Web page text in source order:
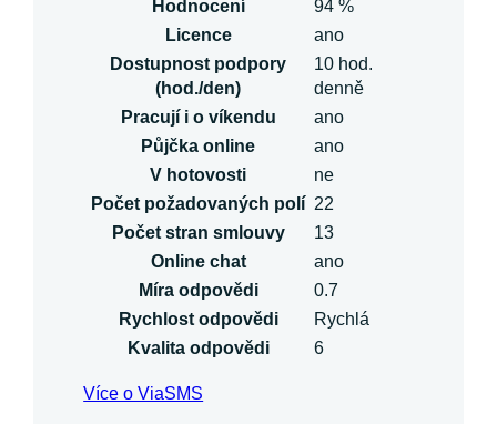
Hodnocení
94 %
Licence
ano
Dostupnost podpory
(hod./den)
10 hod.
denně
Pracují i o víkendu
ano
Půjčka online
ano
V hotovosti
ne
Počet požadovaných polí 22
Počet stran smlouvy
13
Online chat
ano
Míra odpovědi
0.7
Rychlost odpovědi
Rychlá
Kvalita odpovědi
6
Více o ViaSMS